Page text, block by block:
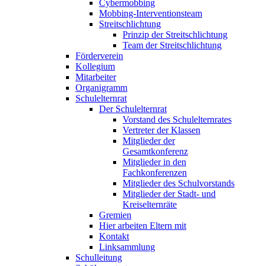
Cybermobbing
Mobbing-Interventionsteam
Streitschlichtung
Prinzip der Streitschlichtung
Team der Streitschlichtung
Förderverein
Kollegium
Mitarbeiter
Organigramm
Schulelternrat
Der Schulelternrat
Vorstand des Schulelternrates
Vertreter der Klassen
Mitglieder der
Gesamtkonferenz
Mitglieder in den
Fachkonferenzen
Mitglieder des Schulvorstands
Mitglieder der Stadt- und
Kreiselternräte
Gremien
Hier arbeiten Eltern mit
Kontakt
Linksammlung
Schulleitung